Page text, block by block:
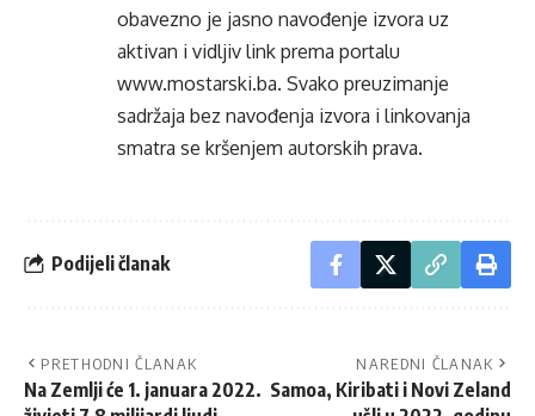
obavezno je jasno navođenje izvora uz
aktivan i vidljiv link prema portalu
www.mostarski.ba. Svako preuzimanje
sadržaja bez navođenja izvora i linkovanja
smatra se kršenjem autorskih prava.
Podijeli članak
PRETHODNI ČLANAK
Na Zemlji će 1. januara 2022.
NAREDNI ČLANAK
Samoa, Kiribati i Novi Zeland